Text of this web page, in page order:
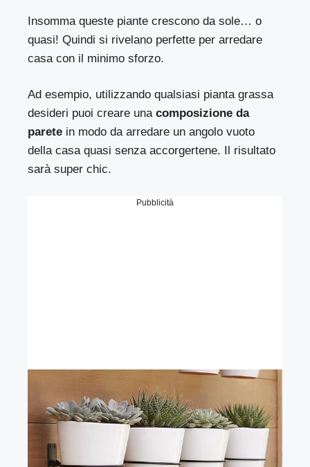
Insomma queste piante crescono da sole… o
quasi! Quindi si rivelano perfette per arredare
casa con il minimo sforzo.
Ad esempio, utilizzando qualsiasi pianta grassa
desideri puoi creare unacomposizione da
parete in modo da arredare un angolo vuoto
della casa quasi senza accorgertene. Il risultato
sarà super chic.
Pubblicità